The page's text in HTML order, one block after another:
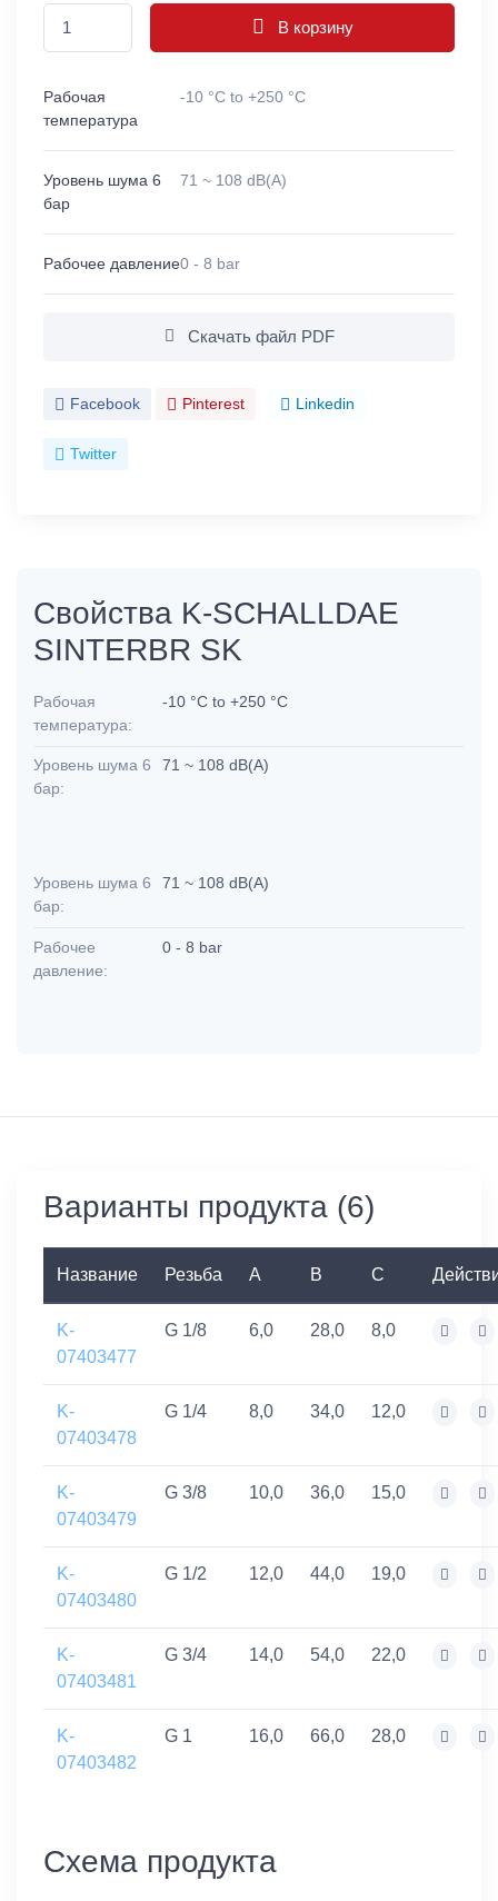
В корзину
Рабочая
температура
-10 °C to +250 °C
Уровень шума 6
бар
71 ~ 108 dB(A)
Рабочее давление0 - 8 bar
Скачать файл PDF
Facebook Pinterest Linkedin
Twitter
Свойства K-SCHALLDAE
SINTERBR SK
Рабочая
температура:
-10 °C to +250 °C
Уровень шума 6
бар:
71 ~ 108 dB(A)
Уровень шума 6
бар:
71 ~ 108 dB(A)
Рабочее
давление:
0 - 8 bar
Варианты продукта (6)
Название Резьба A B C
K-
07403477
G 1/8 6,0 28,0 8,0
K-
07403478
G 1/4 8,0 34,0 12,0
K-
07403479
G 3/8 10,0 36,0 15,0
K-
07403480
G 1/2 12,0 44,0 19,0
K-
07403481
G 3/4 14,0 54,0 22,0
K-
07403482
G 1 16,0 66,0 28,0
Схема продукта